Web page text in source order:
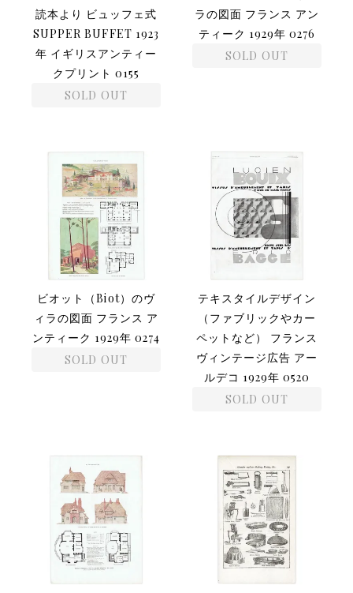
読本より ビュッフェ式
SUPPER BUFFET 1923
年 イギリスアンティー
クプリント 0155
SOLD OUT
ラの図面 フランス アン
ティーク 1929年 0276
SOLD OUT
ビオット（Biot）のヴ
ィラの図面 フランス ア
ンティーク 1929年 0274
SOLD OUT
テキスタイルデザイン
（ファブリックやカー
ペットなど） フランス
ヴィンテージ広告 アー
ルデコ 1929年 0520
SOLD OUT